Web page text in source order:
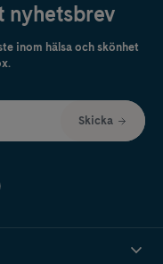
nyhetsbrev
inom hälsa och skönhet
Skicka